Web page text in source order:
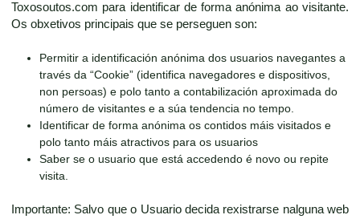
Toxosoutos.com para identificar de forma anónima ao visitante.
Os obxetivos principais que se perseguen son:
Permitir a identificación anónima dos usuarios navegantes a
través da “Cookie” (identifica navegadores e dispositivos,
non persoas) e polo tanto a contabilización aproximada do
número de visitantes e a súa tendencia no tempo.
Identificar de forma anónima os contidos máis visitados e
polo tanto máis atractivos para os usuarios
Saber se o usuario que está accedendo é novo ou repite
visita.
Importante: Salvo que o Usuario decida rexistrarse nalguna web